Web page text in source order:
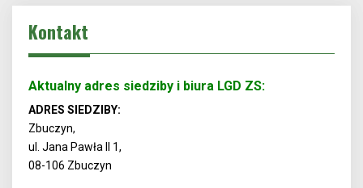
Kontakt
Aktualny adres siedziby i biura LGD ZS:
ADRES SIEDZIBY:
Zbuczyn,
ul. Jana Pawła II 1,
08-106 Zbuczyn